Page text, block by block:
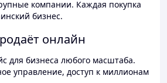
компании. Каждая покупка
бизнес.
онлайн
для бизнеса любого масштаба.
управление, доступ к миллионам